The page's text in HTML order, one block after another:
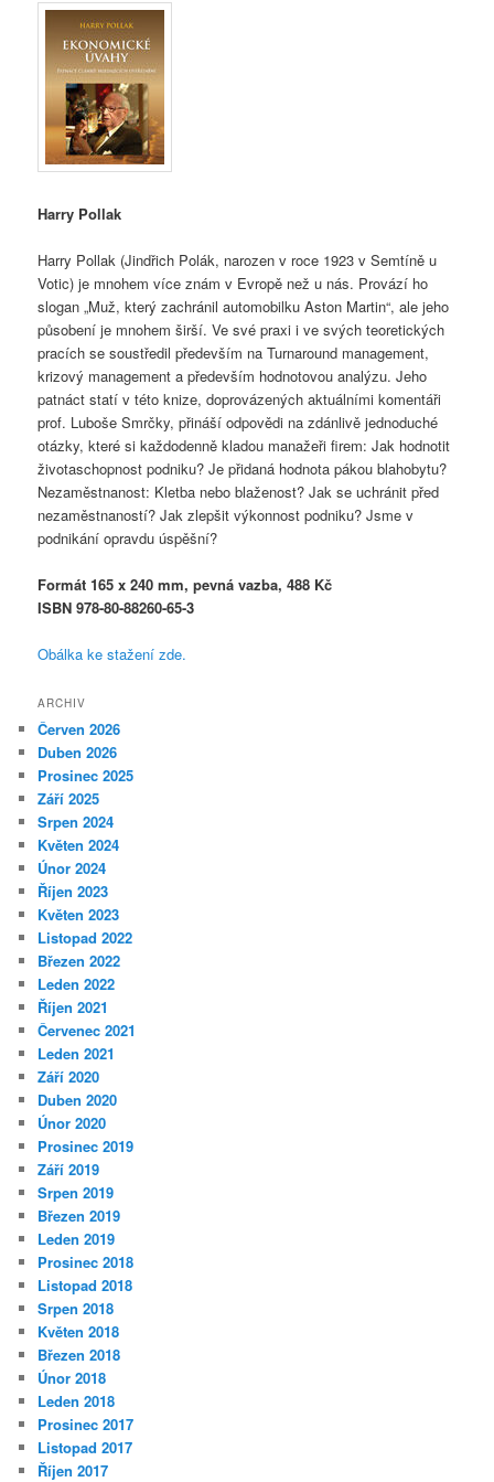
Harry Pollak
Harry Pollak (Jindřich Polák, narozen v roce 1923 v Semtíně u
Votic) je mnohem více znám v Evropě než u nás. Provází ho
slogan „Muž, který zachránil automobilku Aston Martin“, ale jeho
působení je mnohem širší. Ve své praxi i ve svých teoretických
pracích se soustředil především na Turnaround management,
krizový management a především hodnotovou analýzu. Jeho
patnáct statí v této knize, doprovázených aktuálními komentáři
prof. Luboše Smrčky, přináší odpovědi na zdánlivě jednoduché
otázky, které si každodenně kladou manažeři firem: Jak hodnotit
životaschopnost podniku? Je přidaná hodnota pákou blahobytu?
Nezaměstnanost: Kletba nebo blaženost? Jak se uchránit před
nezaměstnaností? Jak zlepšit výkonnost podniku? Jsme v
podnikání opravdu úspěšní?
Formát 165 x 240 mm, pevná vazba, 488 Kč
ISBN 978-80-88260-65-3
Obálka ke stažení zde.
ARCHIV
Červen 2026
Duben 2026
Prosinec 2025
Září 2025
Srpen 2024
Květen 2024
Únor 2024
Říjen 2023
Květen 2023
Listopad 2022
Březen 2022
Leden 2022
Říjen 2021
Červenec 2021
Leden 2021
Září 2020
Duben 2020
Únor 2020
Prosinec 2019
Září 2019
Srpen 2019
Březen 2019
Leden 2019
Prosinec 2018
Listopad 2018
Srpen 2018
Květen 2018
Březen 2018
Únor 2018
Leden 2018
Prosinec 2017
Listopad 2017
Říjen 2017